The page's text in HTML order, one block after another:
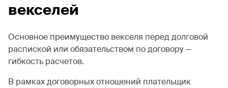
векселей
Основное преимущество векселя перед долговой
распиской или обязательством по договору —
гибкость расчетов.
В рамках договорных отношений плательщик